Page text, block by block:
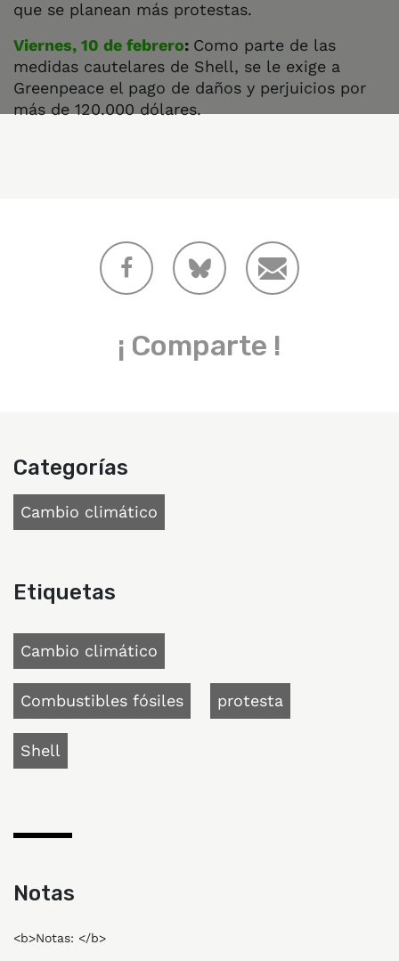
que se planean más protestas.
Viernes, 10 de febrero: Como parte de las
medidas cautelares de Shell, se le exige a
Greenpeace el pago de daños y perjuicios por
más de 120.000 dólares.
¡ Comparte !
Categorías
Cambio climático
Etiquetas
Cambio climático
Combustibles fósiles protesta
Shell
Notas
<b>Notas: </b>